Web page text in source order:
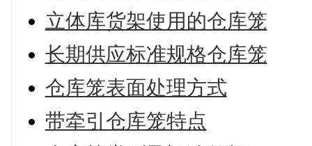
立体库货架使用的仓库笼
长期供应标准规格仓库笼
仓库笼表面处理方式
带牵引仓库笼特点